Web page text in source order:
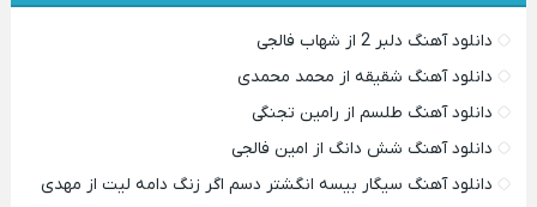
دانلود آهنگ دلبر 2 از شهاب فالجی
دانلود آهنگ شقیقه از محمد محمدی
دانلود آهنگ طلسم از رامین تجنگی
دانلود آهنگ شش دانگ از امین فالجی
دانلود آهنگ سیگار بیسه انگشتر دسم اگر زنگ دامه لیت از مهدی